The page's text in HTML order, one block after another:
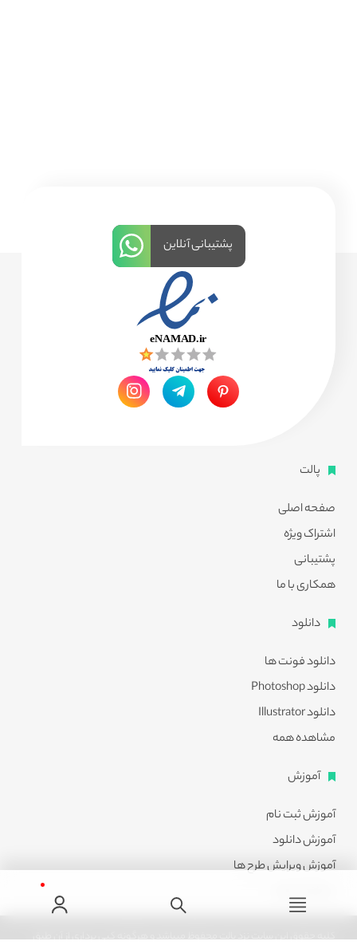
پالت
صفحه اصلی
اشتراک ویژه
پشتیبانی
همکاری با ما
دانلود
دانلود فونت ها
دانلود Photoshop
دانلود Illustrator
مشاهده همه
آموزش
آموزش ثبت نام
آموزش دانلود
آموزش ویرایش طرح ها
پشتیبانی آنلاین
کلیه حقوق این سایت نزد پالت محفوظ میباشد و هرگونه کپی برداری از آن طبق